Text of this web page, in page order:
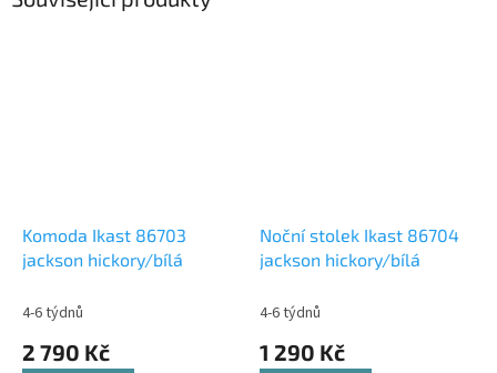
Komoda Ikast 86703
jackson hickory/bílá
4-6 týdnů
2 790 Kč
Noční stolek Ikast 86704
jackson hickory/bílá
4-6 týdnů
1 290 Kč